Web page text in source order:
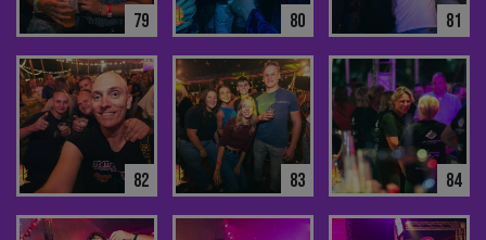
79 80 81
82 83 84